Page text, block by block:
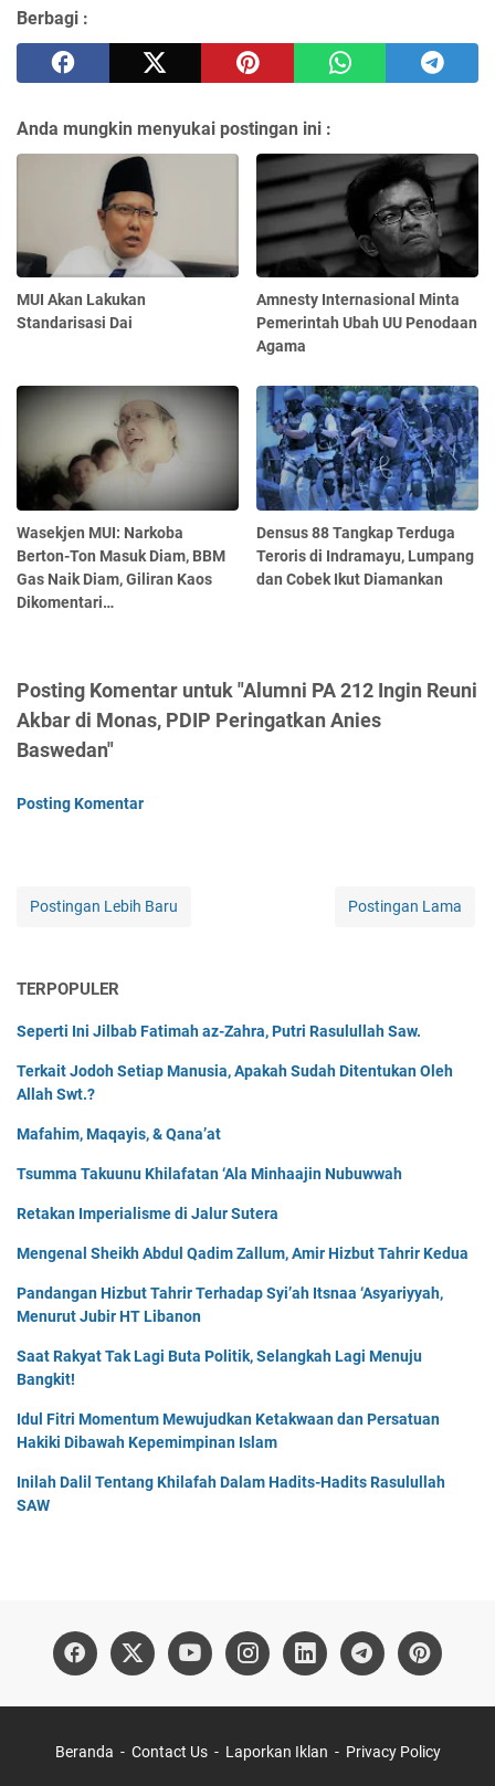
Berbagi :
Anda mungkin menyukai postingan ini :
MUI Akan Lakukan
Standarisasi Dai
Amnesty Internasional Minta
Pemerintah Ubah UU Penodaan
Agama
Wasekjen MUI: Narkoba
Berton-Ton Masuk Diam, BBM
Gas Naik Diam, Giliran Kaos
Dikomentari…
Densus 88 Tangkap Terduga
Teroris di Indramayu, Lumpang
dan Cobek Ikut Diamankan
Posting Komentar untuk "Alumni PA 212 Ingin Reuni
Akbar di Monas, PDIP Peringatkan Anies
Baswedan"
Posting Komentar
Postingan Lebih Baru Postingan Lama
TERPOPULER
Seperti Ini Jilbab Fatimah az-Zahra, Putri Rasulullah Saw.
Terkait Jodoh Setiap Manusia, Apakah Sudah Ditentukan Oleh
Allah Swt.?
Mafahim, Maqayis, & Qana’at
Tsumma Takuunu Khilafatan ‘Ala Minhaajin Nubuwwah
Retakan Imperialisme di Jalur Sutera
Mengenal Sheikh Abdul Qadim Zallum, Amir Hizbut Tahrir Kedua
Pandangan Hizbut Tahrir Terhadap Syi’ah Itsnaa ‘Asyariyyah,
Menurut Jubir HT Libanon
Saat Rakyat Tak Lagi Buta Politik, Selangkah Lagi Menuju
Bangkit!
Idul Fitri Momentum Mewujudkan Ketakwaan dan Persatuan
Hakiki Dibawah Kepemimpinan Islam
Inilah Dalil Tentang Khilafah Dalam Hadits-Hadits Rasulullah
SAW
Beranda Contact Us Laporkan Iklan Privacy Policy